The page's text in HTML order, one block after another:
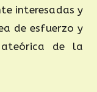
interesadas y
de esfuerzo y
ateórica de la